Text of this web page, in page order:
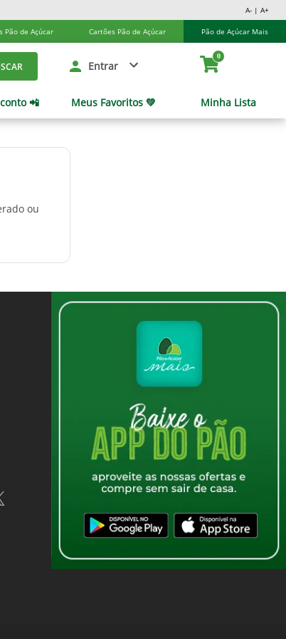
A- | A+
Pão de Açúcar Cartões Pão de Açúcar Pão de Açúcar Mais
Entrar
0
📲 Meus Favoritos 💚 Minha Lista
ou